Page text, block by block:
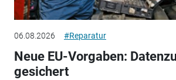
06.08.2026 #Reparatur
Neue EU-Vorgaben:
gesichert